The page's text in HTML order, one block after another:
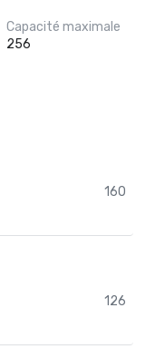
Capacité maximale
256
160
126